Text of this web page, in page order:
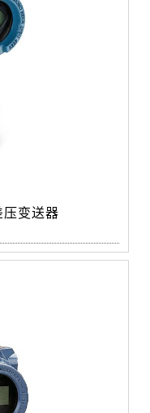
压变送器